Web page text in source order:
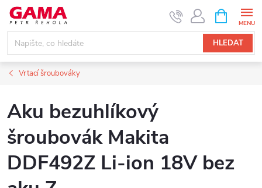
Přejít
obsah
HLEDAT
NÁKUPNÍ
KOŠÍK
Vrtací šroubováky
Aku bezuhlíkový
šroubovák Makita
DDF492Z Li-ion 18V bez